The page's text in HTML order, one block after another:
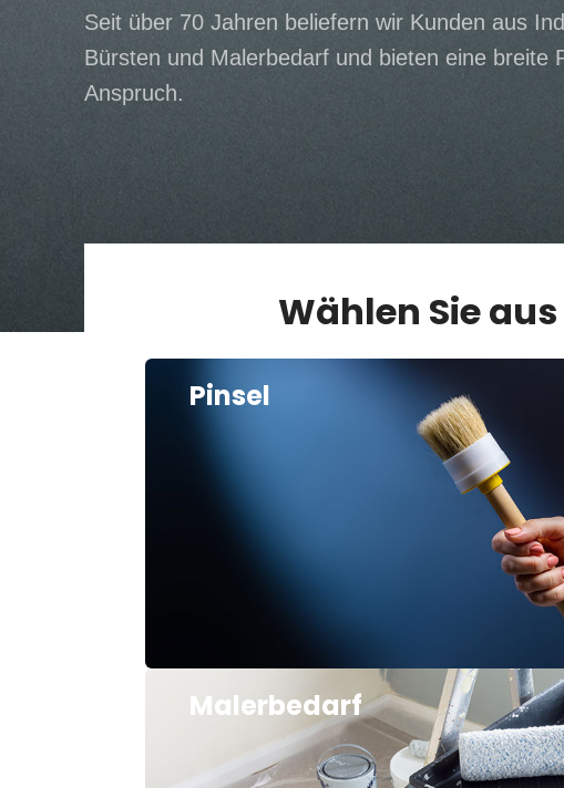
Seit über 70 Jahren beliefern wir Kunden aus
Bürsten und Malerbedarf und bieten eine breite
Anspruch.
Wählen Sie
Pinsel
Malerbedarf